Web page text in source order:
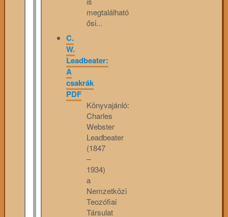
megtalálható
ősi...
C.
W.
Leadbeater:
A
csakrák
PDF
Könyvajánló:
Charles
Webster
Leadbeater
(1847
–
1934)
a
Nemzetközi
Teozófiai
Társulat